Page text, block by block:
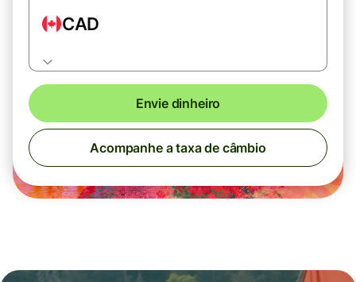
CAD
Envie dinheiro
Acompanhe a taxa de câmbio